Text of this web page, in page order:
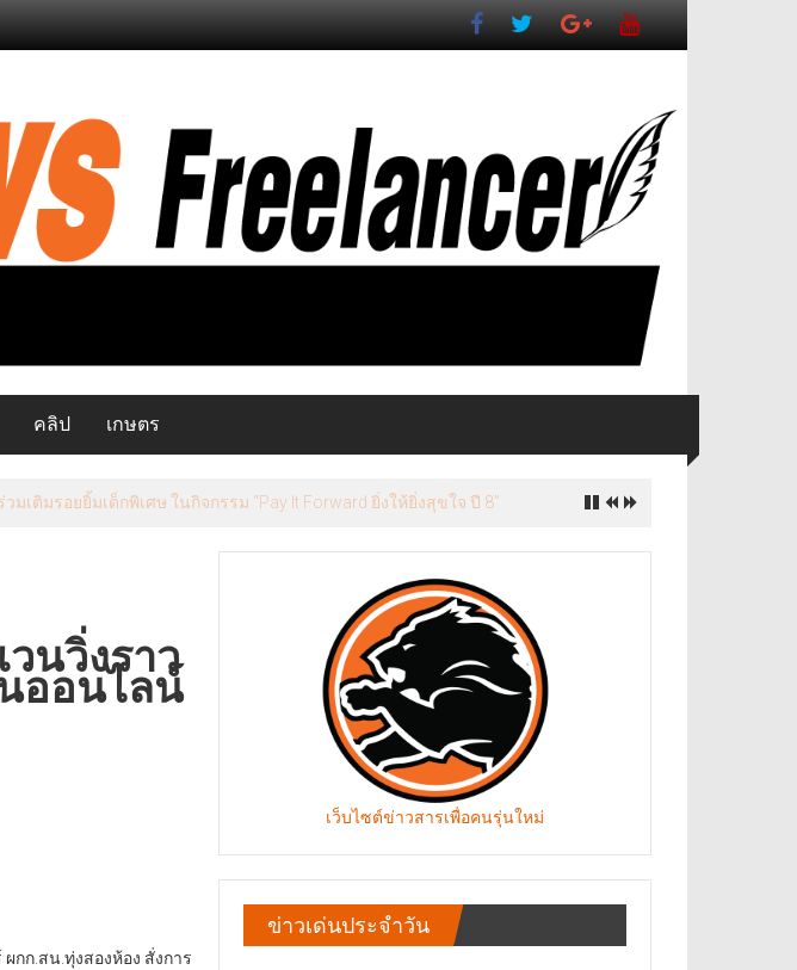
คลิป เกษตร
ท่องเที่ยว มุ่งยกระดับแหล่งท่องเที่ยวเชิงวัฒนธรรมจังหวัดนครปฐม
นวิ่งราว
ออนไลน์
กก.สน.ทุ่งสองห้อง สั่งการ
เว็บไซต์ข่าวสารเพื่อคนรุ่นใหม่
ข่าวเด่นประจำวัน